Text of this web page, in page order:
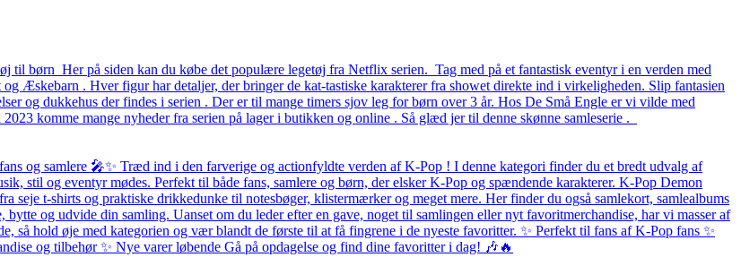
til børn Her på siden kan du købe det populære legetøj fra Netflix serien. Tag med på et fantastisk eventyr i en verden med
Æskebarn . Hver figur har detaljer, der bringer de kat-tastiske karakterer fra showet direkte ind i virkeligheden. Slip fantasien
og dukkehus der findes i serien . Der er til mange timers sjov leg for børn over 3 år. Hos De Små Engle er vi vilde med
komme mange nyheder fra serien på lager i butikken og online . Så glæd jer til denne skønne samleserie .
og samlere 🎤✨ Træd ind i den farverige og actionfyldte verden af K-Pop ! I denne kategori finder du et bredt udvalg af
stil og eventyr mødes. Perfekt til både fans, samlere og børn, der elsker K-Pop og spændende karakterer. K-Pop Demon
seje t-shirts og praktiske drikkedunke til notesbøger, klistermærker og meget mere. Her finder du også samlekort, samlealbums
og udvide din samling. Uanset om du leder efter en gave, noget til samlingen eller nyt favoritmerchandise, har vi masser af
så hold øje med kategorien og vær blandt de første til at få fingrene i de nyeste favoritter. ✨ Perfekt til fans af K-Pop fans ✨
og tilbehør ✨ Nye varer løbende Gå på opdagelse og find dine favoritter i dag! 🎶🔥